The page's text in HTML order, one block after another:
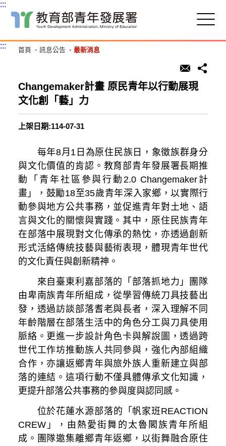
主
要
塊
:::
::: 首頁 訊息公告 最新消息
Changemaker計畫 原民青年以行動展現
文化創「藝」力
上架日期:114-07-31
每年8月1日為原住民族日，象徵族群身分
與文化價值的肯認。教育部青年發展署長期推
動「青年社區參與行動2.0 Changemaker計
畫」，鼓勵18至35歲青年深入家鄉，以實際行
動參與地方公共事務，並促進青年對土地、語
言與文化的關懷與實踐。其中，原住民族青年
在部落中展現對文化傳承的熱忱，亦透過創新
形式活絡傳統技藝與藝術表現，體現青年世代
的文化責任與創新精神。
來自臺東利嘉部落的「部落抓地力」團隊
由卑南族青年所組成，從學習傳統刀具技藝出
發，透過訪談部落耆老與長者，深入理解不同
年齡階層在部落生活中的角色分工與刀具使用
脈絡。更進一步設計角色卡與解說圖，透過跨
世代工作坊推動族人共同參與，強化內部組織
合作，亦讓返鄉青年與旅外族人重新建立與部
落的連結。這項行動不僅具體傳承文化知識，
更提升部落公共事務的參與度與認同感。
位於花蓮水源部落的「帆家班REACTION
CREW」，由熱愛街舞的太魯閣族青年所組
成。團隊邀集離鄉青年返鄉，以街舞融合原住